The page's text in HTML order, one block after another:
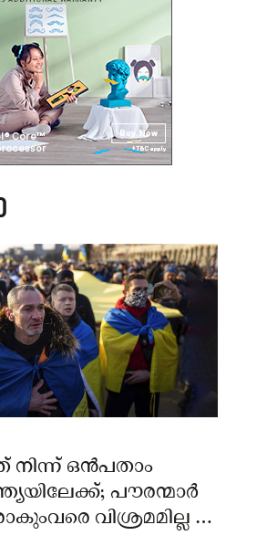
ഒൻപതാം
പൗരന്മാർ
വിശ്രമമില്ല –